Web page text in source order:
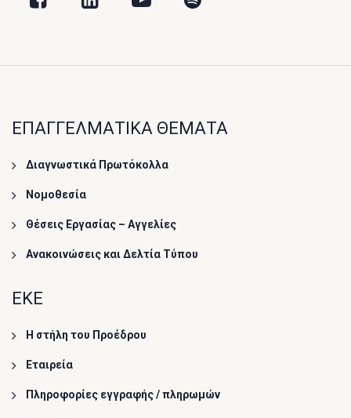
ΕΠΑΓΓΕΛΜΑΤΙΚΑ ΘΕΜΑΤΑ
Διαγνωστικά Πρωτόκολλα
Νομοθεσία
Θέσεις Εργασίας – Αγγελίες
Ανακοινώσεις και Δελτία Τύπου
ΕΚΕ
Η στήλη του Προέδρου
Εταιρεία
Πληροφορίες εγγραφής / πληρωμών